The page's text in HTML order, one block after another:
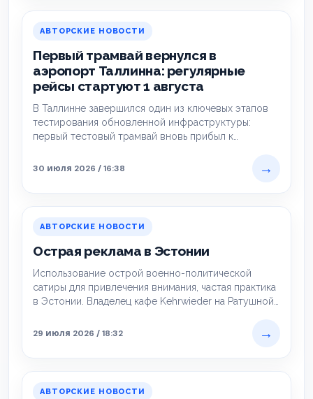
АВТОРСКИЕ НОВОСТИ
Первый трамвай вернулся в
аэропорт Таллинна: регулярные
рейсы стартуют 1 августа
В Таллинне завершился один из ключевых этапов
тестирования обновленной инфраструктуры:
первый тестовый трамвай вновь прибыл к
30 июля 2026 / 16:38
→
АВТОРСКИЕ НОВОСТИ
Острая реклама в Эстонии
Использование острой военно-политической
сатиры для привлечения внимания, частая практика
в Эстонии. Владелец кафе Kehrwieder на Ратушной
29 июля 2026 / 18:32
→
АВТОРСКИЕ НОВОСТИ